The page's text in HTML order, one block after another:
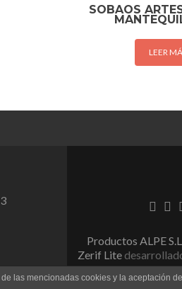
SOBAOS
LEER
Productos ALPE
Zerif Lite
las mencionadas cookies y la aceptación